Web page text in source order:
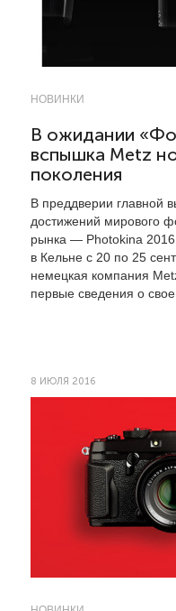
НОВИНКИ
В ожидании
вспышка Metz
поколения
В преддверии главной
достижений мирового
рынка — Photokina
в Кельне с 20 по 25
немецкая компания
первые сведения о
8 ИЮЛЯ 2016